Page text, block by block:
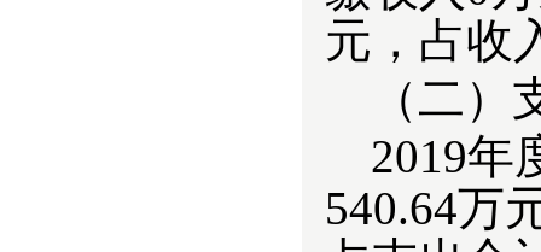
元，占收
（二）
2019年
540.64万